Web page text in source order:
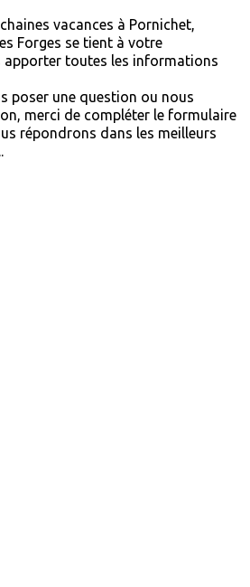
vacances à Pornichet,
Forges se tient à votre
toutes les informations
poser une question ou nous
merci de compléter le formulaire
répondrons dans les meilleurs